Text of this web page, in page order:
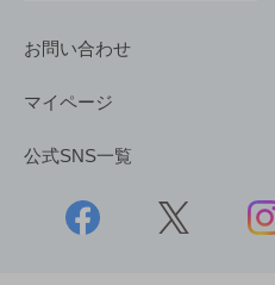
お問い合わせ
マイページ
公式SNS一覧